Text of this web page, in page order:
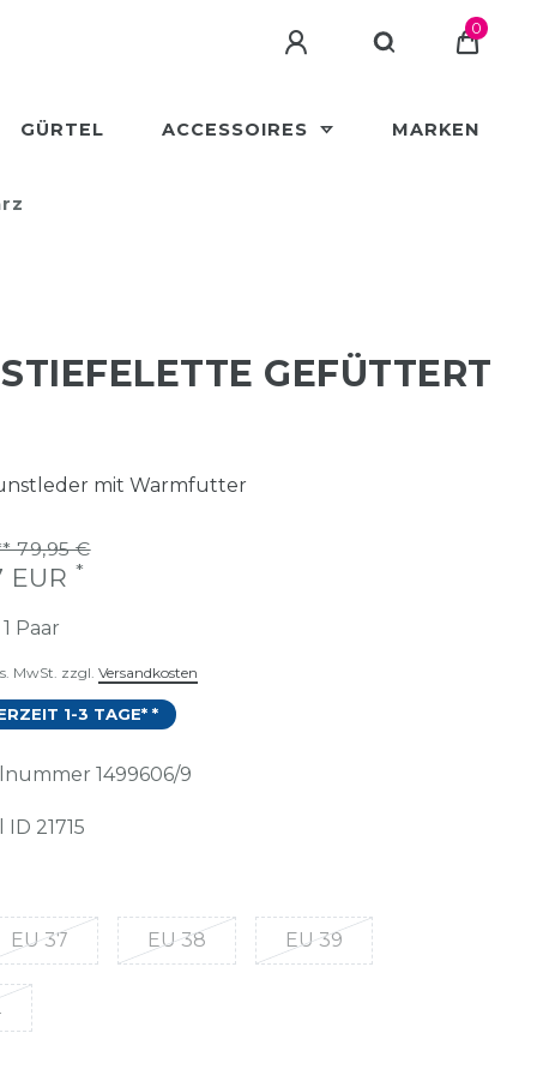
0
GÜRTEL ACCESSOIRES MARKEN
GEFÜTTERT
mit Warmfutter
79,95 €
EUR *
1 Paar
MwSt. zzgl. Versandkosten
1-3 TAGE* *
1499606/9
ID 21715
EU 37 EU 38 EU 39